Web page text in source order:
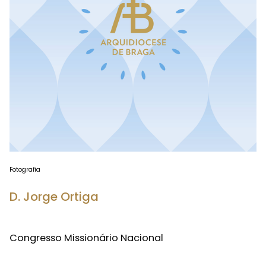
Fotografia
D. Jorge Ortiga
Congresso Missionário Nacional